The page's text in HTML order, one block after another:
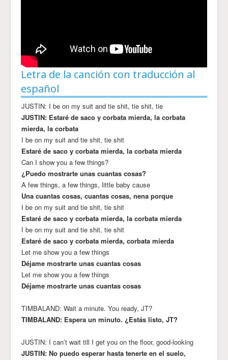
Letra de la canción con traducción al
español
JUSTIN: I be on my suit and tie shit, tie shit, tie
JUSTIN: Estaré de saco y corbata mierda, la corbata
mierda, la corbata
I be on my suit and tie shit, tie shit
Estaré de saco y corbata mierda, la corbata mierda
Can I show you a few things?
¿Puedo mostrarte unas cuantas cosas?
A few things, a few things, little baby cause
Una cuantas cosas, cuantas cosas, nena porque
I be on my suit and tie shit, tie shit
Estaré de saco y corbata mierda, la corbata mierda
I be on my suit and tie shit, tie shit
Estaré de saco y corbata mierda, corbata mierda
Let me show you a few things
Déjame mostrarte unas cuantas cosas
Let me show you a few things
Déjame mostrarte unas cuantas cosas
TIMBALAND: Wait a minute. You ready, JT?
TIMBALAND: Espera un minuto. ¿Estás listo, JT?
JUSTIN: I can’t wait till I get you on the floor, good-looking
JUSTIN: No puedo esperar hasta tenerte en el suelo,